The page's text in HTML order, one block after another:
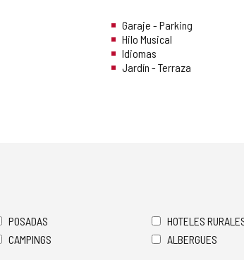
Garaje - Parking
Hilo Musical
Idiomas
Jardín - Terraza
POSADAS
HOTELES
CAMPINGS
ALBERGUES